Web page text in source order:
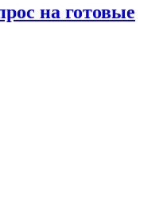
на готовые